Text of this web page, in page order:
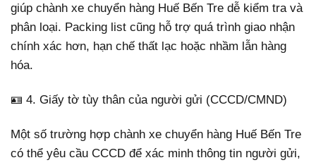
giúp chành xe chuyển hàng Huế Bến Tre dễ kiểm tra và
phân loại. Packing list cũng hỗ trợ quá trình giao nhận
chính xác hơn, hạn chế thất lạc hoặc nhầm lẫn hàng
hóa.
🪪 4. Giấy tờ tùy thân của người gửi (CCCD/CMND)
Một số trường hợp chành xe chuyển hàng Huế Bến Tre
có thể yêu cầu CCCD để xác minh thông tin người gửi,